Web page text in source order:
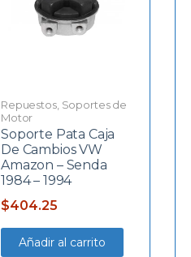
Repuestos, Soportes de
Motor
Soporte Pata Caja
De Cambios VW
Amazon – Senda
1984 – 1994
$404.25
Añadir al carrito